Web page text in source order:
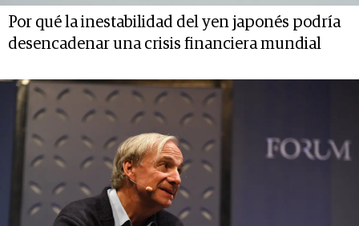
Por qué la inestabilidad del yen japonés podría
desencadenar una crisis financiera mundial